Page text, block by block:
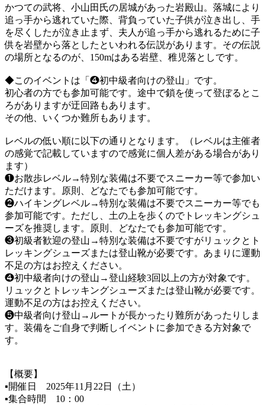
かつての武将、小山田氏の居城があった岩殿山。落城により
追っ手から逃れていた際、背負っていた子供が泣き出し、手
を尽くしたが泣き止まず、夫人が追っ手から逃れるために子
供を岩壁から落としたといわれる伝説があります。その伝説
の場所となるのが、150mはある岩壁、稚児落としです。
◆このイベントは「❹初中級者向けの登山」です。
初心者の方でも参加可能です。途中で鎖を使って登ぼるとこ
ろがありますが迂回路もあります。
その他、いくつか難所もあります。
レベルの低い順に以下の通りとなります。（レベルは主催者
の感覚で記載していますので感覚に個人差がある場合があり
ます）
❶お散歩レベル→特別な装備は不要でスニーカー等で参加い
ただけます。原則、どなたでも参加可能です。
❷ハイキングレベル→特別な装備は不要でスニーカー等でも
参加可能です。ただし、土の上を歩くのでトレッキングシュ
ーズを推奨します。原則、どなたでも参加可能です。
❸初級者歓迎の登山→特別な装備は不要ですがリュックとト
レッキングシューズまたは登山靴が必要です。あまりに運動
不足の方はお控えください。
❹初中級者向けの登山→登山経験3回以上の方が対象です。
リュックとトレッキングシューズまたは登山靴が必要です。
運動不足の方はお控えください。
❺中級者向け登山→ルートが長かったり難所があったりしま
す。装備をご自身で判断しイベントに参加できる方対象で
す。
【概要】
▪️開催日 2025年11月22日（土）
▪️集合時間 10：00